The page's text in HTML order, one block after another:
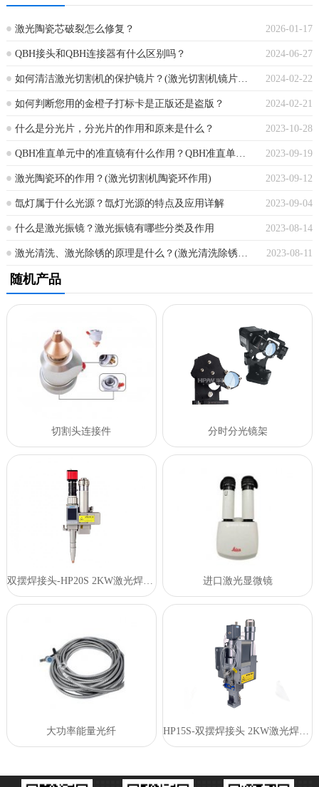
2026-01-17
激光陶瓷芯破裂怎么修复？
2024-06-27
QBH接头和QBH连接器有什么区别吗？
2024-02-22
如何清洁激光切割机的保护镜片？(激光切割机镜片怎么清洗)
2024-02-21
如何判断您用的金橙子打标卡是正版还是盗版？
2023-10-28
什么是分光片，分光片的作用和原来是什么？
2023-09-19
QBH准直单元中的准直镜有什么作用？QBH准直单元有哪些应用场景？
2023-09-12
激光陶瓷环的作用？(激光切割机陶瓷环作用)
2023-09-04
氙灯属于什么光源？氙灯光源的特点及应用详解
2023-08-14
什么是激光振镜？激光振镜有哪些分类及作用
2023-08-11
激光清洗、激光除锈的原理是什么？(激光清洗除锈机原理)
随机产品
切割头连接件 分时分光镜架
双摆焊接头-HP20S 2KW激光焊接头 进口激光显微镜
大功率能量光纤